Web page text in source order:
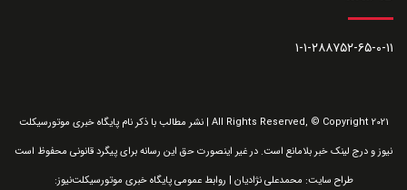
۱-۱-۲۸۸۷۵۲-۶۵-۰-۱۱
All Rights Reserved, © Copyright 2021 | نشر مطالب با ذکر نام پایگاه خبری موتورسیکلت
نیوز و درج لینک خبر بلامانع است. در غیر اینصورت حق این رسانه برای پیگرد قانونی محفوظ است
طراح سایت: محمدعلی نژادیان | روابط عمومی پایگاه خبری موتورسیکلت‌نیوز: